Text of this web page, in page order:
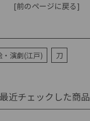
[前のページに戻る]
・演劇(江戸) 刀
最近チェックした商品